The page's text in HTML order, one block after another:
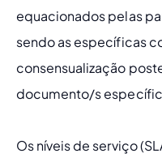
equacionados pelas
sendo as específicas
consensualização
documento/s
Os níveis de serviço